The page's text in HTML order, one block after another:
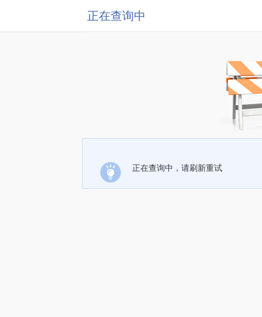
正在查询中
正在查询中，请刷新重试